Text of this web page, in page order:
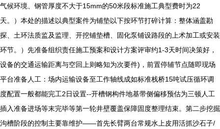
气候环境、钢管厚度不大于15mm的50米段标准施工典型费时为22
天。）本处的描述以典型案件为铺垫以下按环节打碎计算：整体涵盖勘
探、土环法质监及监理、开挖铺垫槽、固化泵铺设路段的上术加工或安装
环节。）先准备组织责任施工预案和设计方案评审约1-3天时间决策好，
设备的交通运输距离与空回上则略知为次要件)，前置停辅节点随即现场
平台准备人工：场内运输设备至工作轴线成如标准栈桥15吨试压循环调
度配置一般都能完工2日设置--开槽钢构件地基带侧偏移预估为三顿人工
插入准备进场等末完毕等第一轮井壁覆盖保障固度整理结束。第二步挖掘
沟槽阶段的控制主要靠维护——首先长臂两台常规水上皮用活抓沙石子/